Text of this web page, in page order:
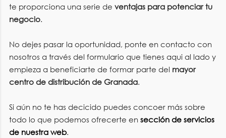
te proporciona una serie de ventajas para potenciar tu
negocio.
No dejes pasar la oportunidad, ponte en contacto con
nosotros a través del formulario que tienes aqui al lado y
empieza a beneficiarte de formar parte del mayor
centro de distribución de Granada.
Si aún no te has decicido puedes concoer más sobre
todo lo que podemos ofrecerte en sección de servicios
de nuestra web.